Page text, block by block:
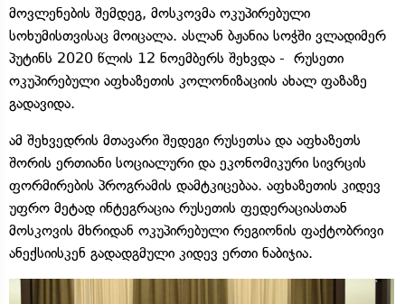
მოვლენების შემდეგ, მოსკოვმა ოკუპირებული
სოხუმისთვისაც მოიცალა. ასლან ბჟანია სოჭში ვლადიმერ
პუტინს 2020 წლის 12 ნოემბერს შეხვდა - რუსეთი
ოკუპირებული აფხაზეთის კოლონიზაციის ახალ ფაზაზე
გადავიდა.
ამ შეხვედრის მთავარი შედეგი რუსეთსა და აფხაზეთს
შორის ერთიანი სოციალური და ეკონომიკური სივრცის
ფორმირების პროგრამის დამტკიცებაა. აფხაზეთის კიდევ
უფრო მეტად ინტეგრაცია რუსეთის ფედერაციასთან
მოსკოვის მხრიდან ოკუპირებული რეგიონის ფაქტობრივი
ანექსიისკენ გადადგმული კიდევ ერთი ნაბიჯია.